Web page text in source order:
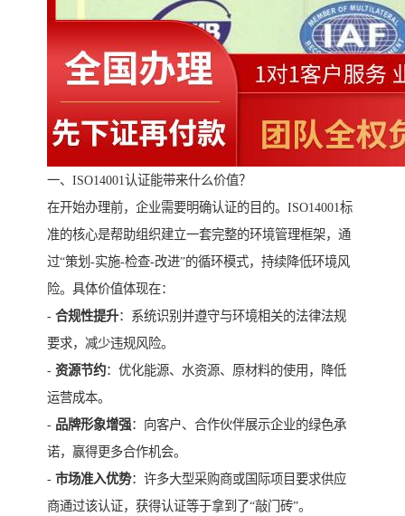
一、ISO14001认证能带来什么价值？
在开始办理前，企业需要明确认证的目的。ISO14001标
准的核心是帮助组织建立一套完整的环境管理框架，通
过“策划-实施-检查-改进”的循环模式，持续降低环境风
险。具体价值体现在：
- 合规性提升：系统识别并遵守与环境相关的法律法规
要求，减少违规风险。
- 资源节约：优化能源、水资源、原材料的使用，降低
运营成本。
- 品牌形象增强：向客户、合作伙伴展示企业的绿色承
诺，赢得更多合作机会。
- 市场准入优势：许多大型采购商或国际项目要求供应
商通过该认证，获得认证等于拿到了“敲门砖”。